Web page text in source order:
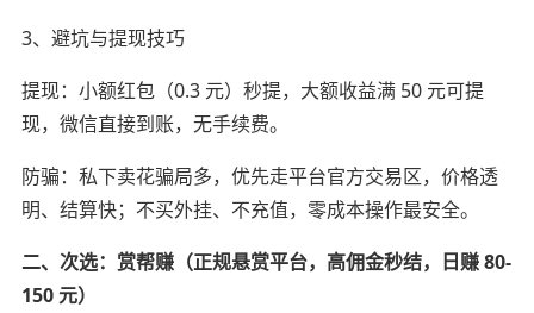
3、避坑与提现技巧
提现：小额红包（0.3 元）秒提，大额收益满 50 元可提
现，微信直接到账，无手续费。
防骗：私下卖花骗局多，优先走平台官方交易区，价格透
明、结算快；不买外挂、不充值，零成本操作最安全。
二、次选：赏帮赚（正规悬赏平台，高佣金秒结，日赚 80-
150 元）